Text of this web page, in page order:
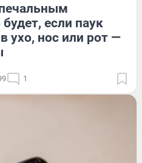
если паук
ухо, нос или рот —
1